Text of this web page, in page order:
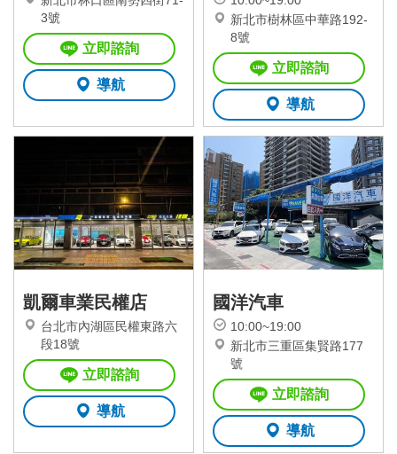
3號
立即諮詢
導航
新北市樹林區中華路192-
8號
立即諮詢
導航
凱爾車業民權店
台北市內湖區民權東路六
段18號
立即諮詢
導航
國洋汽車
10:00~19:00
新北市三重區集賢路177
號
立即諮詢
導航